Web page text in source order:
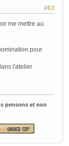
#63
me mettre au
pour
l'atelier
pensons et non